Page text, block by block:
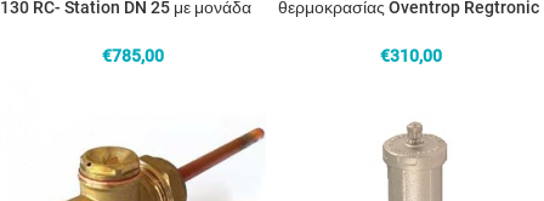
130 RC- Station DN 25 με μονάδα
€785,00
θερμοκρασίας Oventrop Regtronic
€310,00